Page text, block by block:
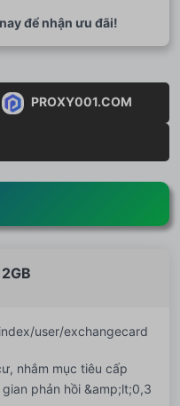
để nhận ưu đãi!
PROXY001.COM
user/exchangecard
nhắm mục tiêu cấp
phản hồi &amp;lt;0,3